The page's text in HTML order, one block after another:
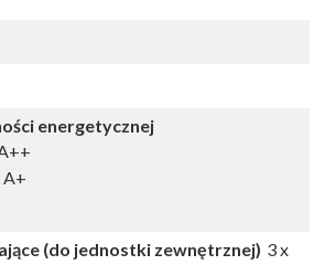
energetycznej
A+
(do jednostki zewnętrznej) 3 x